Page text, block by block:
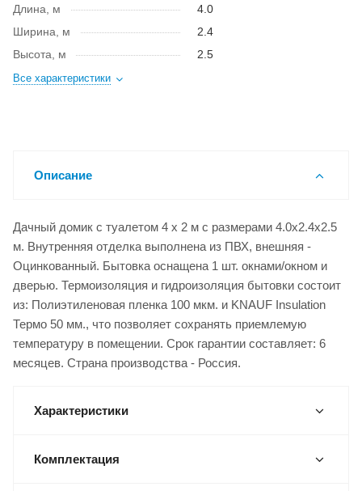
Длина, м
4.0
Ширина, м
2.4
Высота, м
2.5
Все характеристики
Описание
Дачный домик с туалетом 4 х 2 м с размерами 4.0x2.4x2.5
м. Внутренняя отделка выполнена из ПВХ, внешняя -
Оцинкованный. Бытовка оснащена 1 шт. окнами/окном и
дверью. Термоизоляция и гидроизоляция бытовки состоит
из: Полиэтиленовая пленка 100 мкм. и KNAUF Insulation
Термо 50 мм., что позволяет сохранять приемлемую
температуру в помещении. Срок гарантии составляет: 6
месяцев. Страна производства - Россия.
Характеристики
Комплектация